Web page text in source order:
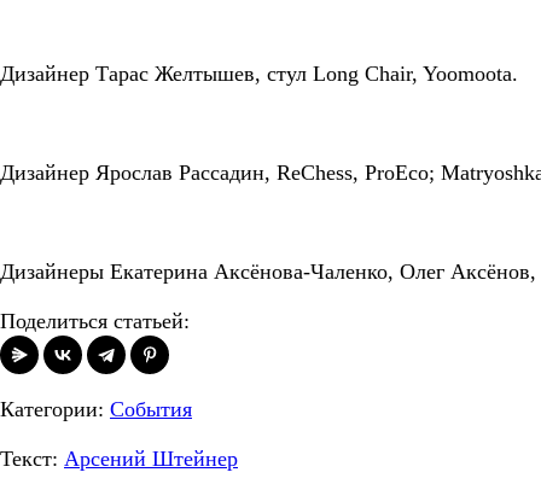
Дизайнер Тарас Желтышев, стул Long Chair, Yoomoota.
Дизайнер Ярослав Рассадин, ReChess, ProEco;
Дизайнеры Екатерина Аксёнова-Чаленко, Олег
Поделиться статьей:
Категории: События
Текст: Арсений Штейнер